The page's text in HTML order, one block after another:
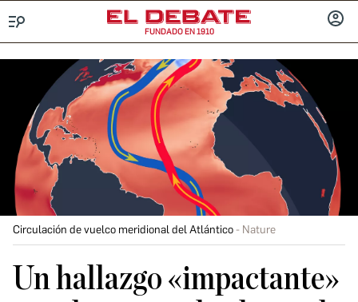
FUNDADO EN 1910
Circulación de vuelco meridional del Atlántico Nature
Un hallazgo «impactante»